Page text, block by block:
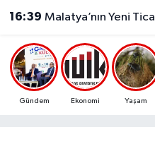
16:39 Malatya’nın Yeni Ticaret Merkezi
Gündem Ekonomi Yaşam
Dünya
Eğitim
Ekonomi
Malatya Namaz
Malatya Trafik
Süper Lig Puan